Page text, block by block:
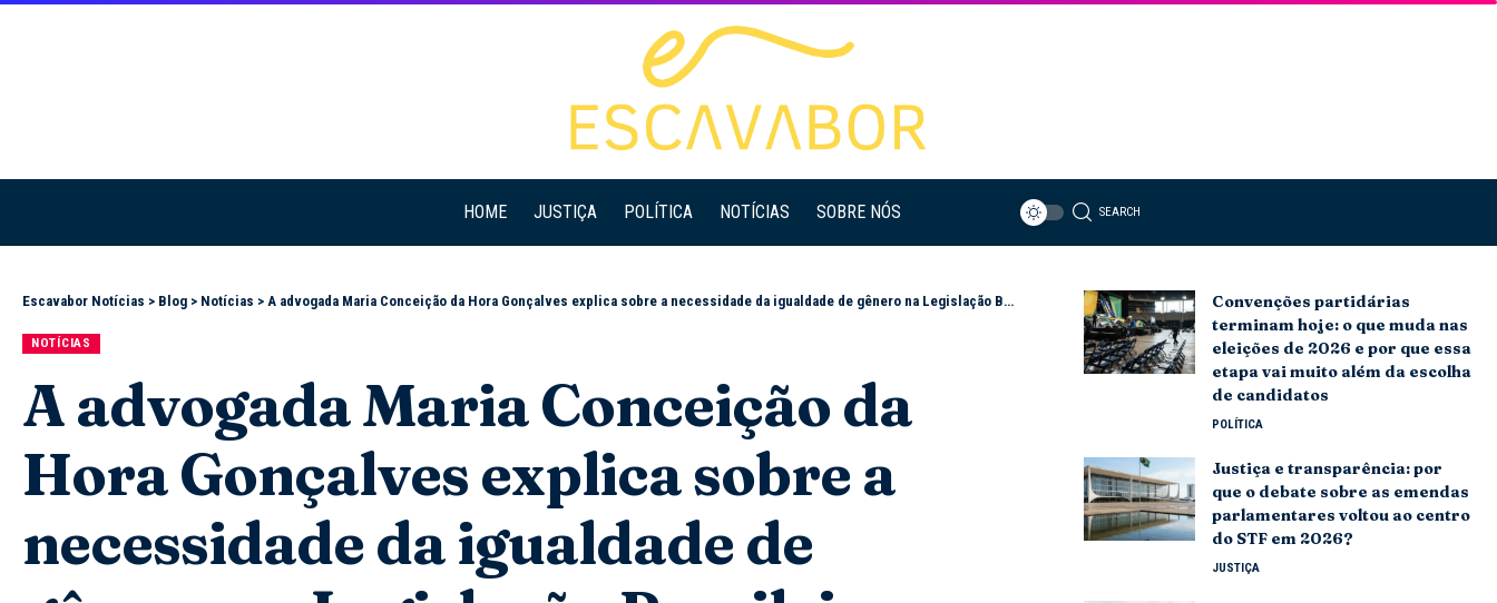
HOME JUSTIÇA POLÍTICA NOTÍCIAS SOBRE NÓS SEARCH
Escavabor Notícias > Blog > Notícias > A advogada Maria Conceição da Hora Gonçalves explica sobre a necessidade da igualdade de gênero na Legislação Brasileira
NOTÍCIAS
A advogada Maria Conceição da
Hora Gonçalves explica sobre a
necessidade da igualdade de
Convenções partidárias
terminam hoje: o que muda nas
eleições de 2026 e por que essa
etapa vai muito além da escolha
de candidatos
POLÍTICA
Justiça e transparência: por
que o debate sobre as emendas
parlamentares voltou ao centro
do STF em 2026?
JUSTIÇA